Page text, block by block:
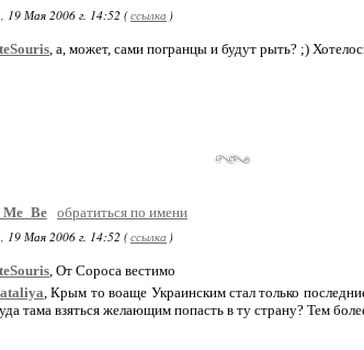
19 Мая 2006 г. 14:52 (ссылка )
, а, может, сами погранцы и будут рыть? ;)
обратиться по имени
19 Мая 2006 г. 14:52 (ссылка )
, От Сороса вестимо
, Крым то воаще Украинским стал только
тама взяться желающим попасть в ту страну? Тем